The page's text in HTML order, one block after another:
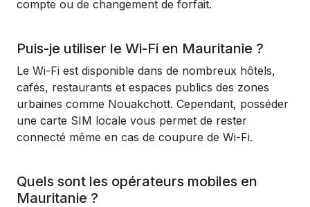
compte ou de changement de forfait.
Puis-je utiliser le Wi-Fi en Mauritanie ?
Le Wi-Fi est disponible dans de nombreux hôtels,
cafés, restaurants et espaces publics des zones
urbaines comme Nouakchott. Cependant, posséder
une carte SIM locale vous permet de rester
connecté même en cas de coupure de Wi-Fi.
Quels sont les opérateurs mobiles en
Mauritanie ?